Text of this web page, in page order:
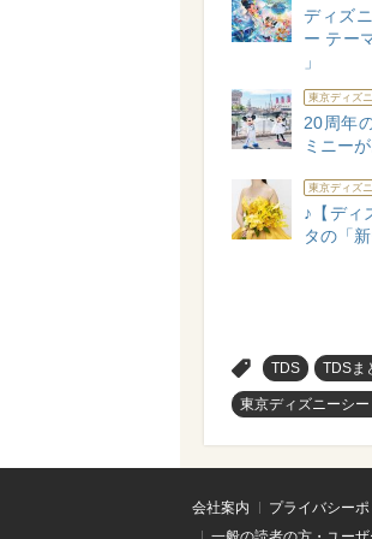
ディズ
ー テー
」
東京ディズ
20周年
ミニー
東京ディズ
♪【ディ
タの「
TDS TDSま
東京ディズニーシ
会社案内 プライバシー